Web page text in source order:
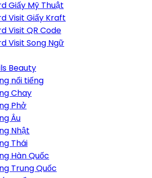
Giấy Mỹ Thuật
Visit Giấy Kraft
Visit QR Code
Visit Song Ngữ
Beauty
nổi tiếng
Chay
Phở
Âu
Nhật
Thái
Hàn Quốc
Trung Quốc